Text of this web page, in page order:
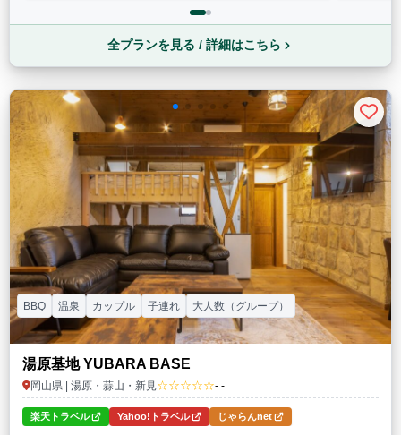
全プランを見る / 詳細はこちら
湯原基地 YUBARA BASE
岡山県 | 湯原・蒜山・新見 ☆☆☆☆☆- -
BBQ 温泉 カップル 子連れ 大人数（グループ）
楽天トラベル Yahoo!トラベル じゃらんnet